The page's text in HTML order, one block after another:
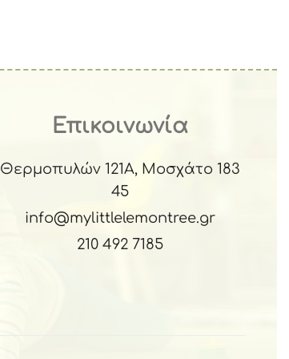
Επικοινωνία
Θερμοπυλών 121Α, Μοσχάτο 183
45
info@mylittlelemontree.gr
210 492 7185